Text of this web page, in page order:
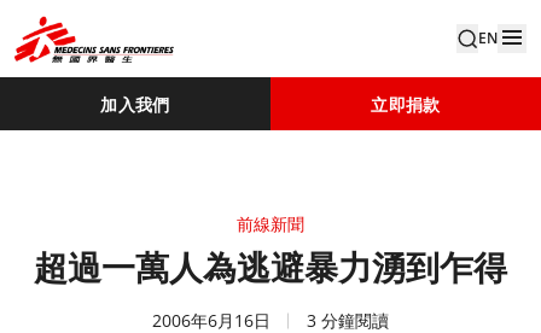
EN
加入我們 立即捐款
前線新聞
超過一萬人為逃避暴力湧到乍得
2006年6月16日 3 分鐘閱讀